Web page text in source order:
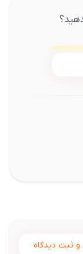
و ثبت دیدگاه